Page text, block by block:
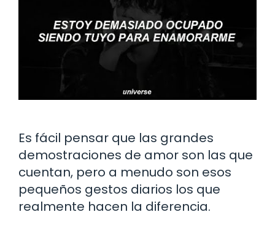
Es fácil pensar que las grandes
demostraciones de amor son las que
cuentan, pero a menudo son esos
pequeños gestos diarios los que
realmente hacen la diferencia.